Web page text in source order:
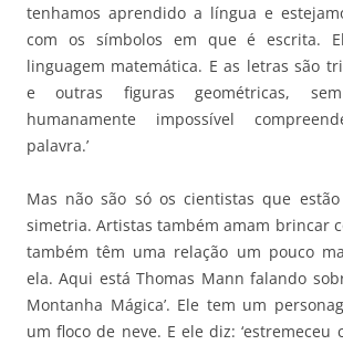
tenhamos aprendido a língua e
com os símbolos em que é escrita.
linguagem matemática. E as letras são
e outras figuras geométricas,
humanamente impossível
palavra.’
Mas não são só os cientistas que
simetria. Artistas também amam brincar
também têm uma relação um pouco
ela. Aqui está Thomas Mann falando
Montanha Mágica’. Ele tem um
um floco de neve. E ele diz: ‘estremeceu